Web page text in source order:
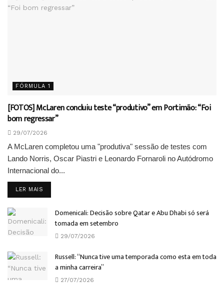
FÓRMULA 1
[FOTOS] McLaren concluiu teste “produtivo” em Portimão: “Foi
bom regressar”
29/07/2026
A McLaren completou uma "produtiva" sessão de testes com
Lando Norris, Oscar Piastri e Leonardo Fornaroli no Autódromo
Internacional do...
LER MAIS
Domenicali: Decisão sobre Qatar e Abu Dhabi só será
tomada em setembro
29/07/2026
Russell: “Nunca tive uma temporada como esta em toda
a minha carreira”
27/07/2026